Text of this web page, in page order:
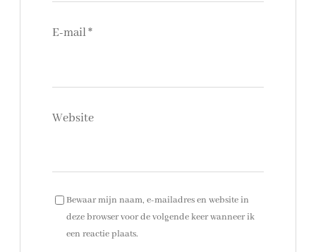
E-mail*
Website
Bewaar mijn naam, e-mailadres en website in
deze browser voor de volgende keer wanneer ik
een reactie plaats.